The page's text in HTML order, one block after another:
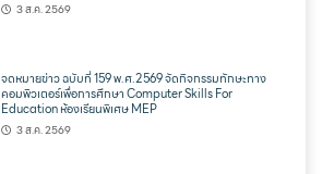
3 ส.ค. 2569
จดหมายข่าว ฉบับที่ 159 พ.ศ.2569 จัดกิจกรรมทักษะทาง
คอมพิวเตอร์เพื่อการศึกษา Computer Skills For
Education ห้องเรียนพิเศษ MEP
3 ส.ค. 2569